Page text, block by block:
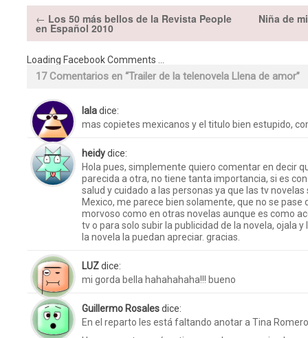
← Los 50 más bellos de la Revista People
en Español 2010
Niña de
Loading Facebook Comments ...
17 Comentarios en “Trailer de la telenovela Llena de amor”
laladice:
mas copietes mexicanos y el titulo bien estupido,
heidydice:
Hola pues, simplemente quiero comentar en decir
parecida a otra, no tiene tanta importancia, si es
salud y cuidado a las personas ya que las tv
Mexico, me parece bien solamente, que no se pase
morvoso como en otras novelas aunque es como
tv o para solo subir la publicidad de la novela, ojala
la novela la puedan apreciar. gracias.
LUZdice:
mi gorda bella hahahahaha!!! bueno
Guillermo Rosalesdice:
En el reparto les está faltando anotar a Tina